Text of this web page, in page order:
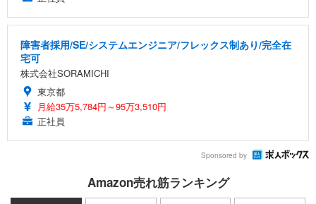
障害者採用/SE/システムエンジニア/フレックス制あり/完全在
宅可
株式会社SORAMICHI
東京都
月給35万5,784円～95万3,510円
正社員
Sponsored by
Amazon売れ筋ランキング